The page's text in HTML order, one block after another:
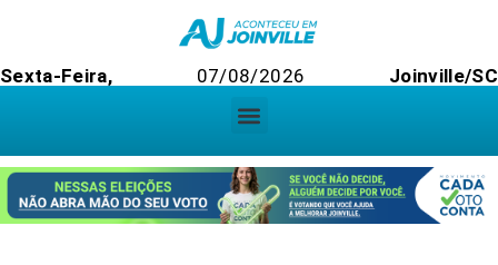
Sexta-Feira, 07/08/2026 Joinville/SC